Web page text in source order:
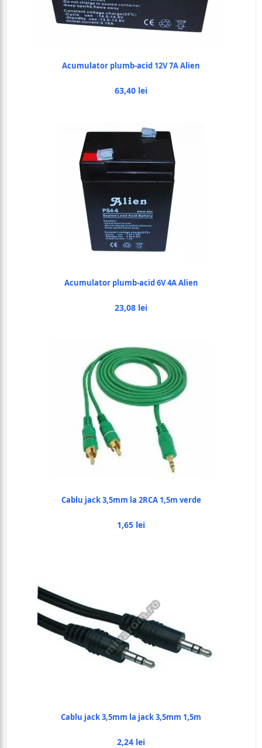
Acumulator plumb-acid 12V 7A Alien
63,40 lei
Acumulator plumb-acid 6V 4A Alien
23,08 lei
Cablu jack 3,5mm la 2RCA 1,5m verde
1,65 lei
Cablu jack 3,5mm la jack 3,5mm 1,5m
2,24 lei